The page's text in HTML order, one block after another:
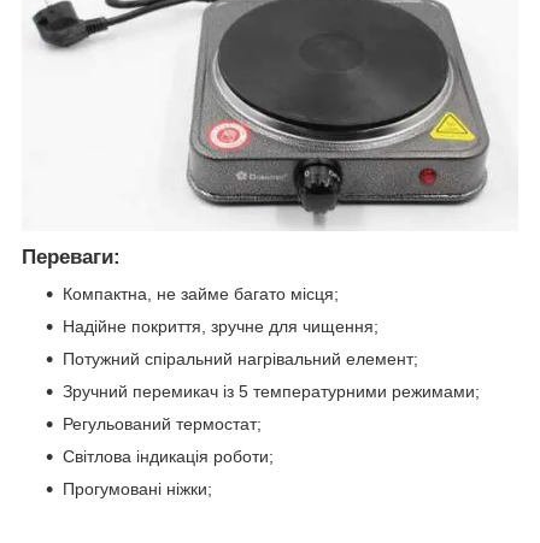
Переваги:
Компактна, не займе багато місця;
Надійне покриття, зручне для чищення;
Потужний спіральний нагрівальний елемент;
Зручний перемикач із 5 температурними режимами;
Регульований термостат;
Світлова індикація роботи;
Прогумовані ніжки;